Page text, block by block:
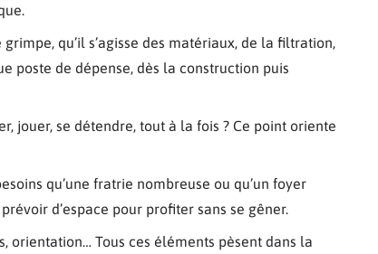
qu’il s’agisse des matériaux, de la filtration,
poste de dépense, dès la construction puis
jouer, se détendre, tout à la fois ? Ce point oriente
qu’une fratrie nombreuse ou qu’un foyer
d’espace pour profiter sans se gêner.
orientation… Tous ces éléments pèsent dans la